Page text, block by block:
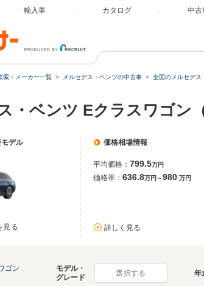
輸入車 カタログ 中古
索：メーカー一覧 メルセデス・ベンツの中古車 全国のメルセデス
・ベンツ Eクラスワゴン
デル
見る
価格相場情報
平均価格： 799.5万円
価格帯： 636.8万円～980 万円
詳しく見る
ゴン
モデル・
グレード
選択する 年